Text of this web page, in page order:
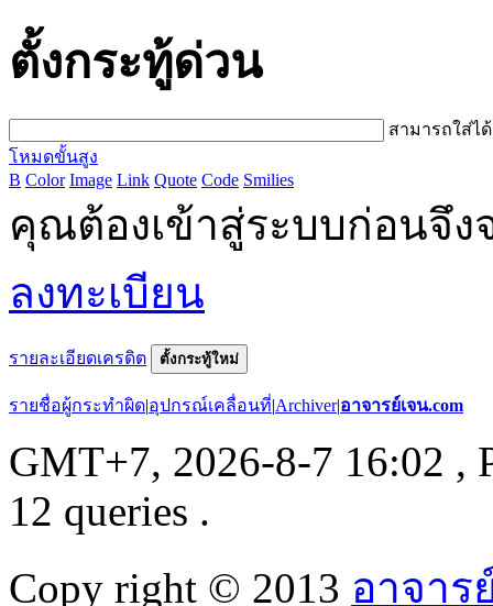
ตั้งกระทู้ด่วน
สามารถใส่ไ
โหมดขั้นสูง
B Color Image Link Quote Code Smilies
คุณต้องเข้าสู่ระบบก่อนจึ
ลงทะเบียน
รายละเอียดเครดิต ตั้งกระทู้ใหม่
รายชื่อผู้กระทำผิด|อุปกรณ์เคลื่อนที่|Archiver|อาจารย์เจน.com
GMT+7, 2026-8-7 16:02 ,
12 queries .
Copy right © 2013 อาจาร